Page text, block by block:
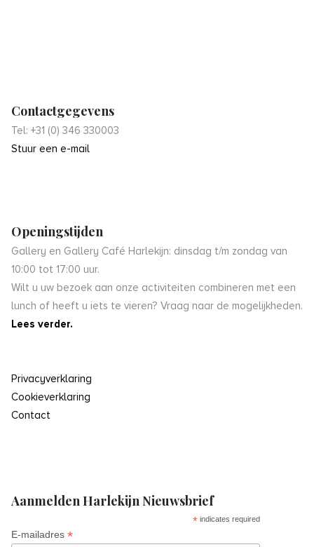
Contactgegevens
Tel: +31 (0) 346 330003
Stuur een e-mail
Openingstijden
Gallery en Gallery Café Harlekijn: dinsdag t/m zondag van
10:00 tot 17:00 uur.
Wilt u uw bezoek aan onze activiteiten combineren met een
lunch of heeft u iets te vieren? Vraag naar de mogelijkheden.
Lees verder.
Privacyverklaring
Cookieverklaring
Contact
Aanmelden Harlekijn Nieuwsbrief
* indicates required
E-mailadres *